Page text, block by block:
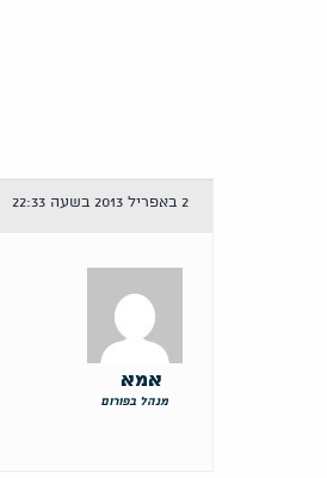
2 באפריל 2013 בשעה 22:33
אמא
מנהל בפורום